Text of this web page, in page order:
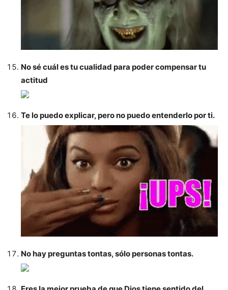
No sé cuál es tu cualidad para poder compensar tu
actitud
Te lo puedo explicar, pero no puedo entenderlo por ti.
No hay preguntas tontas, sólo personas tontas.